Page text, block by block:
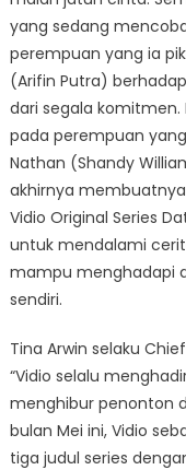
yang sedang
perempuan yang ia
(Arifin Putra)
dari segala
pada perempuan
Nathan (Shandy
akhirnya
Vidio Original Series
untuk mendalami
mampu menghadapi
sendiri.
Tina Arwin selaku
“Vidio selalu
menghibur penonton
bulan Mei ini, Vidio
tiga judul series